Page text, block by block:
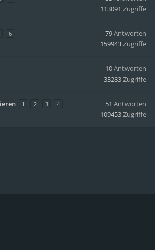
113091 Zugriffe
6 79Antworten
159943Zugriffe
10Antworten
33283Zugriffe
1 2 3 4 51 Antworten
109453Zugriffe